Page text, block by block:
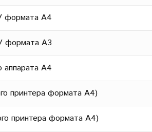
формата А4
формата А3
аппарата А4
принтера формата А4)
принтера формата А4)